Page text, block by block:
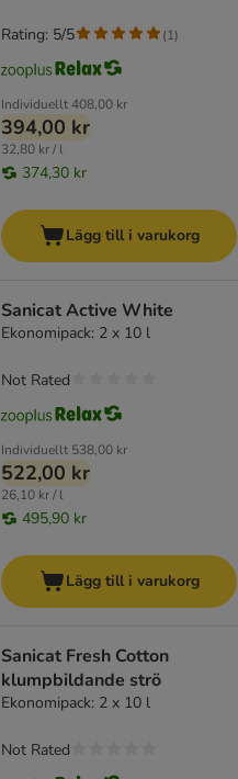
Individuellt408,00 kr
394,00 kr
32,80 kr / l
374,30 kr
Rating: 5/5 (1)
Lägg till i varukorg
Sanicat Active White
Ekonomipack: 2 x 10 l
Individuellt 538,00 kr
522,00 kr
26,10 kr / l
495,90 kr
Not Rated
Lägg till i varukorg
Sanicat Fresh Cotton
klumpbildande strö
Ekonomipack: 2 x 10 l
Not Rated